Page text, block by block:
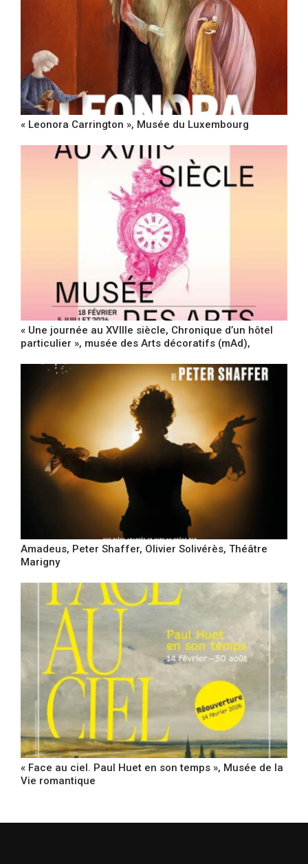
« Leonora Carrington », Musée du Luxembourg
« Une journée au XVIIIe siècle, Chronique d’un hôtel
particulier », musée des Arts décoratifs (mAd),
Amadeus, Peter Shaffer, Olivier Solivérès, Théâtre
Marigny
« Face au ciel. Paul Huet en son temps », Musée de la
Vie romantique